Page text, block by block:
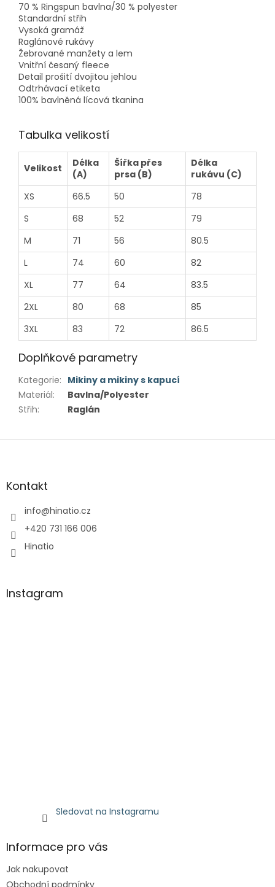
70 % Ringspun bavlna/30 % polyester
Standardní střih
Vysoká gramáž
Raglánové rukávy
Žebrované manžety a lem
Vnitřní česaný fleece
Detail prošití dvojitou jehlou
Odtrhávací etiketa
100% bavlněná lícová tkanina
Tabulka velikostí
Velikost
Délka
(A)
Šířka přes
prsa (B)
Délka
rukávu (C)
XS
66.5 50
78
S
68 52
79
M
71 56
80.5
L
74 60
82
XL
77 64
83.5
2XL
80 68
85
3XL
83 72 86.5
Doplňkové parametry
Kategorie: Mikiny a mikiny s kapucí
Materiál:
Bavlna/Polyester
Střih: Raglán
Z
aKontakt
info@hinatio.cz
+420 731 166 006
Hinatio
Instagram
Sledovat na Instagramu
Informace pro vás
Jak nakupovat